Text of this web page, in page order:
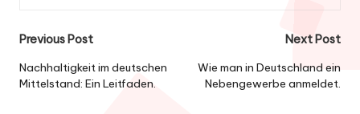
Post
navigation
Previous Post
Nachhaltigkeit im deutschen
Mittelstand: Ein Leitfaden.
Next Post
Wie man in Deutschland ein
Nebengewerbe anmeldet.